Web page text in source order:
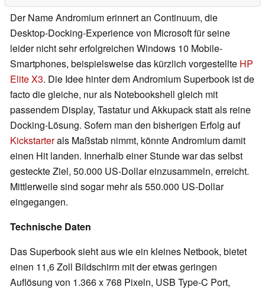
Der Name Andromium erinnert an Continuum, die
Desktop-Docking-Experience von Microsoft für seine
leider nicht sehr erfolgreichen Windows 10 Mobile-
Smartphones, beispielsweise das kürzlich vorgestellte HP
Elite X3. Die Idee hinter dem Andromium Superbook ist de
facto die gleiche, nur als Notebookshell gleich mit
passendem Display, Tastatur und Akkupack statt als reine
Docking-Lösung. Sofern man den bisherigen Erfolg auf
Kickstarterals Maßstab nimmt, könnte Andromium damit
einen Hit landen. Innerhalb einer Stunde war das selbst
gesteckte Ziel, 50.000 US-Dollar einzusammeln, erreicht.
Mittlerweile sind sogar mehr als 550.000 US-Dollar
eingegangen.
Technische Daten
Das Superbook sieht aus wie ein kleines Netbook, bietet
einen 11,6 Zoll Bildschirm mit der etwas geringen
Auflösung von 1.366 x 768 Pixeln, USB Type-C Port,